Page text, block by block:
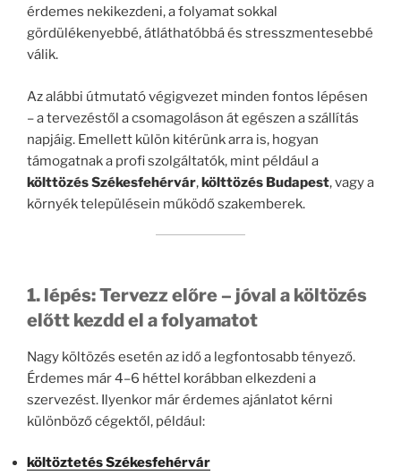
érdemes nekikezdeni, a folyamat sokkal
gördülékenyebbé, átláthatóbbá és stresszmentesebbé
válik.
Az alábbi útmutató végigvezet minden fontos lépésen
– a tervezéstől a csomagoláson át egészen a szállítás
napjáig. Emellett külön kitérünk arra is, hogyan
támogatnak a profi szolgáltatók, mint például a
költtözés Székesfehérvár,költtözés Budapest, vagy a
környék településein működő szakemberek.
1. lépés: Tervezz előre – jóval a költözés
előtt kezdd el a folyamatot
Nagy költözés esetén az idő a legfontosabb tényező.
Érdemes már 4–6 héttel korábban elkezdeni a
szervezést. Ilyenkor már érdemes ajánlatot kérni
különböző cégektől, például:
költöztetés Székesfehérvár